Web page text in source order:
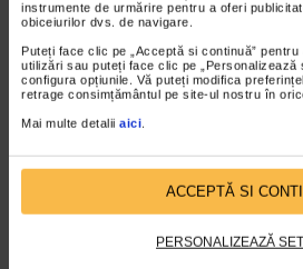
instrumente de urmărire pentru a oferi
obiceiurilor dvs. de navigare.
Puteți face clic pe „Acceptă si continuă”
utilizări sau puteți face clic pe „Personalizează
configura opțiunile. Vă puteți modifica
retrage consimțământul pe site-ul nostru în
Mai multe detalii aici.
ACCEPTĂ SI
PERSONALIZEAZĂ
ARTS and ARTISTS.
„Invisible Garden #2”
150 vizualizari